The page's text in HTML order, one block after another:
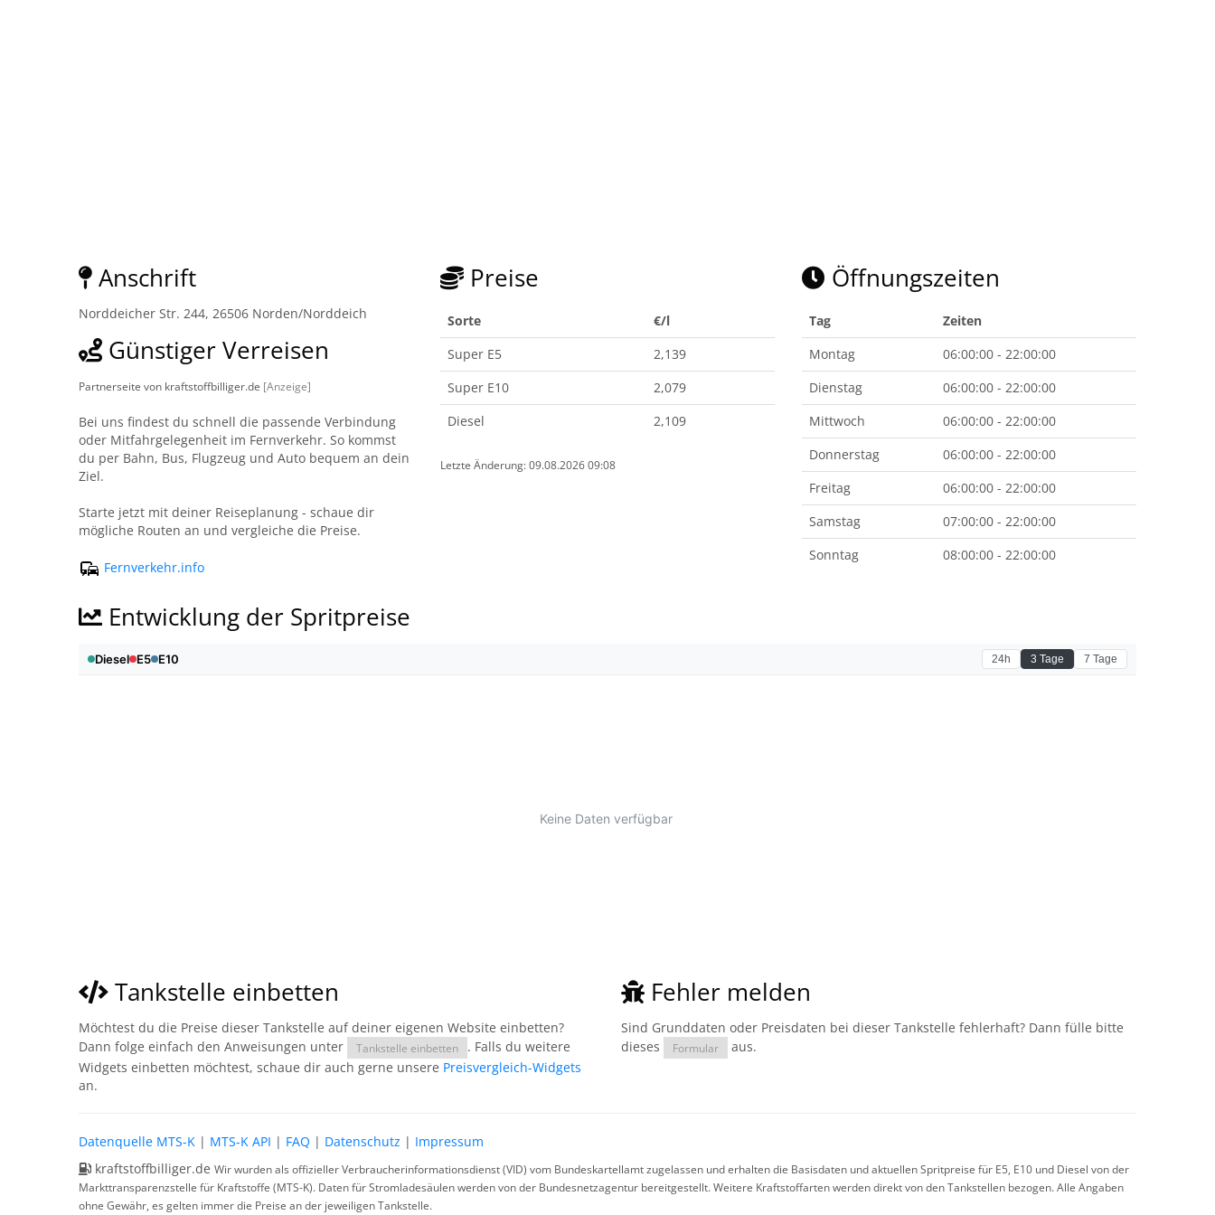
Anschrift
Norddeicher Str. 244, 26506 Norden/Norddeich
Günstiger Verreisen
Partnerseite von kraftstoffbilliger.de [Anzeige]
Bei uns findest du schnell die passende Verbindung
oder Mitfahrgelegenheit im Fernverkehr. So kommst
du per Bahn, Bus, Flugzeug und Auto bequem an dein
Ziel.
Starte jetzt mit deiner Reiseplanung - schaue dir
mögliche Routen an und vergleiche die Preise.
Fernverkehr.info
Preise
Sorte
€/l
Super E5
2,139
Super E10
2,079
Diesel
2,109
Letzte Änderung: 09.08.2026 09:08
Öffnungszeiten
Tag
Zeiten
Montag
06:00:00 - 22:00:00
Dienstag
06:00:00 - 22:00:00
Mittwoch
06:00:00 - 22:00:00
Donnerstag
06:00:00 - 22:00:00
Freitag
06:00:00 - 22:00:00
Samstag
07:00:00 - 22:00:00
Sonntag
08:00:00 - 22:00:00
Entwicklung der Spritpreise
Tankstelle einbetten
Möchtest du die Preise dieser Tankstelle auf deiner eigenen Website einbetten?
Dann folge einfach den Anweisungen unter
Tankstelle einbetten
. Falls du weitere
Widgets einbetten möchtest, schaue dir auch gerne unsere Preisvergleich-Widgets
an.
Fehler melden
Sind Grunddaten oder Preisdaten bei dieser Tankstelle fehlerhaft? Dann fülle bitte
dieses
Formular aus.
Datenquelle MTS-K | MTS-K API | FAQ | Datenschutz | Impressum
kraftstoffbilliger.de Wir wurden als offizieller Verbraucherinformationsdienst (VID) vom Bundeskartellamt zugelassen und erhalten die Basisdaten und aktuellen Spritpreise für E5, E10 und Diesel von der
Markttransparenzstelle für Kraftstoffe (MTS-K). Daten für Stromladesäulen werden von der Bundesnetzagentur bereitgestellt. Weitere Kraftstoffarten werden direkt von den Tankstellen bezogen. Alle Angaben
ohne Gewähr, es gelten immer die Preise an der jeweiligen Tankstelle.